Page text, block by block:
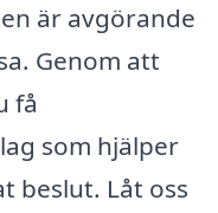
är avgörande
Genom att
få
som hjälper
beslut. Låt oss